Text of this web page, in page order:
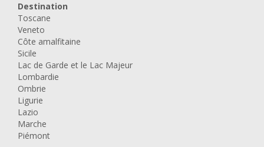
Destination
Toscane
Veneto
Côte amalfitaine
Sicile
Lac de Garde et le Lac Majeur
Lombardie
Ombrie
Ligurie
Lazio
Marche
Piémont